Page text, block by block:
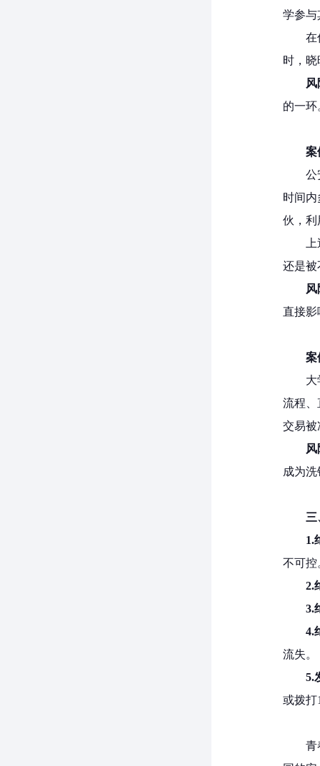
学参与
在
时，
的一
案
公
时间
伙，利
还是被
直接影
案
大
流程、
交易被
成为
三
1.
不可控
2.
3.
4.
流失。
5.
或拨打
青